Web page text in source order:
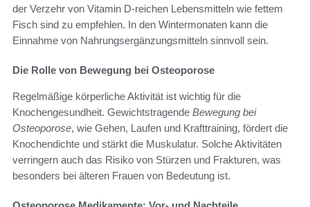
der Verzehr von Vitamin D-reichen Lebensmitteln wie fettem
Fisch sind zu empfehlen. In den Wintermonaten kann die
Einnahme von Nahrungsergänzungsmitteln sinnvoll sein.
Die Rolle von Bewegung bei Osteoporose
Regelmäßige körperliche Aktivität ist wichtig für die
Knochengesundheit. Gewichtstragende Bewegung bei
Osteoporose, wie Gehen, Laufen und Krafttraining, fördert die
Knochendichte und stärkt die Muskulatur. Solche Aktivitäten
verringern auch das Risiko von Stürzen und Frakturen, was
besonders bei älteren Frauen von Bedeutung ist.